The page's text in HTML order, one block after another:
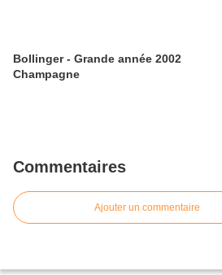
Bollinger - Grande année 2002
Champagne
Commentaires
Ajouter un commentaire